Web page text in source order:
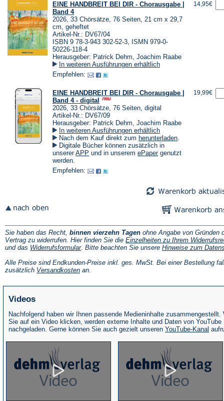
EINE HANDBREIT BEI DIR - Chorausgabe |
Band 4
2026, 33 Chörsätze, 76 Seiten, 21 cm x 29,7
cm, geheftet
Artikel-Nr.: DV67/04
ISBN 9 78-3-943 302-52-3, ISMN 979-0-
50226-118-4
Herausgeber: Patrick Dehm, Joachim Raabe
In weiteren Ausführungen erhältlich
Empfehlen:
14,95€
EINE HANDBREIT BEI DIR - Chorausgabe |
Band 4 - digital
2026, 33 Chörsätze, 76 Seiten, digital
Artikel-Nr.: DV67/09
Herausgeber: Patrick Dehm, Joachim Raabe
In weiteren Ausführungen erhältlich
Nach dem Kauf direkt zum herunterladen(Öffnet
einem
.
Digitale Bücher können zusätzlich in
unsererAPP (Öffnet
neuen
und in unserem ePaper(Öffnet
genutzt
werden.
Empfehlen:
19,99€
Sie haben das Recht, binnen vierzehn Tagen ohne Angabe von Gründen
Vertrag zu widerrufen. Hier finden Sie die Einzelheiten zu Ihrem
und das Widerrufsformular(Öffnet
einem
neuen
. Bitte beachten Sie unsere Hinweise zum
Alle Preise sind Endkunden-Preise inkl. ges. MwSt. Bei einer Bestellung
zusätzlich Versandkosten(Öffnet
an.
Videos
Nachfolgend haben wir Ihnen passende Medieninhalte zusammengestellt.
Sie auf ein Video klicken, werden externe Inhalte und Daten von YouTube
nachgeladen. Gerne können Sie auch gezielt unseren YouTube-Kanal